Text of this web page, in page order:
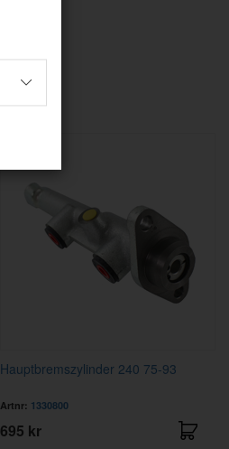
Hauptbremszylinder 240 75-93
Artnr: 1330800
695 kr